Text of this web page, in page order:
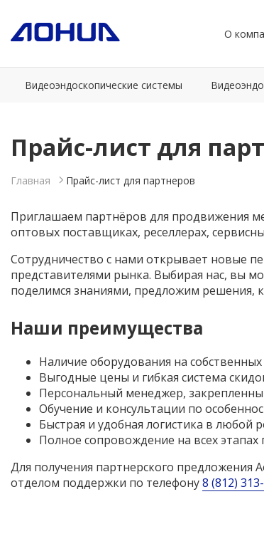
О
Видеоэндоскопические системы
Прайс-лист для
Главная Прайс-лист для партнеров
Приглашаем партнёров для продвижения
оптовых поставщиках, реселлерах,
Сотрудничество с нами открывает новые
представителями рынка. Выбирая нас, вы
поделимся знаниями, предложим решения,
Наши преимущества
Наличие оборудования на
Выгодные цены и гибкая система
Персональный менеджер,
Обучение и консультации по
Быстрая и удобная логистика в любой
Полное сопровождение на всех этапах
Для получения партнерского предложения
отделом поддержки по телефону8 (812)